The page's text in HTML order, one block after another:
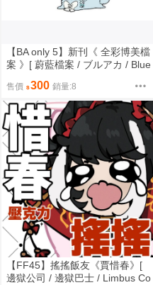
【BA only 5】新刊《 全彩博美檔
案 》[ 蔚藍檔案 / ブルアカ / Blue
波 / 阿羅娜 / 彩奈 / 博美 ]
售價 300 銷量:8
【FF45】搖搖飯友《賈惜春》[
邊獄公司 / 邊獄巴士 / Limbus Co